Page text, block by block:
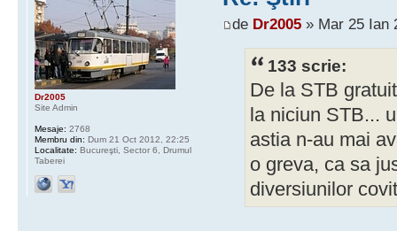
de Dr2005» Mar 25 Ian
133 scrie:
De la STB
la niciun STB...
astia n-au mai
o greva, ca sa
diversiunilor
Dr2005
Site Admin
Mesaje: 2768
Membru din: Dum 21 Oct 2012, 22:25
Localitate: Bucureşti, Sector 6, Drumul
Taberei